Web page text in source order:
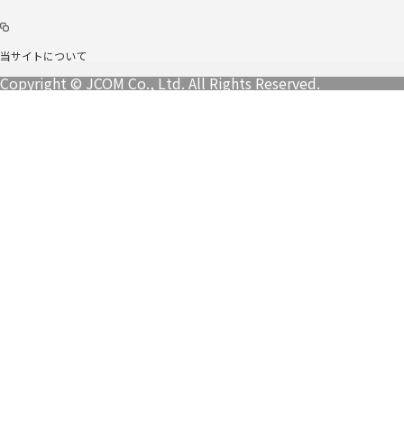
当サイトについて
Copyright © JCOM Co., Ltd. All Rights Reserved.